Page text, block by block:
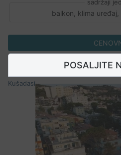
balkon, klima
POSALJITE
Kušadasi